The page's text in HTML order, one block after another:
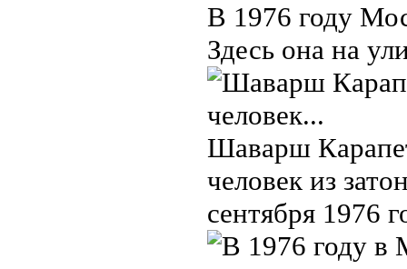
В 1976 году
Здесь она на
Шаварш
человек из
сентября 1976